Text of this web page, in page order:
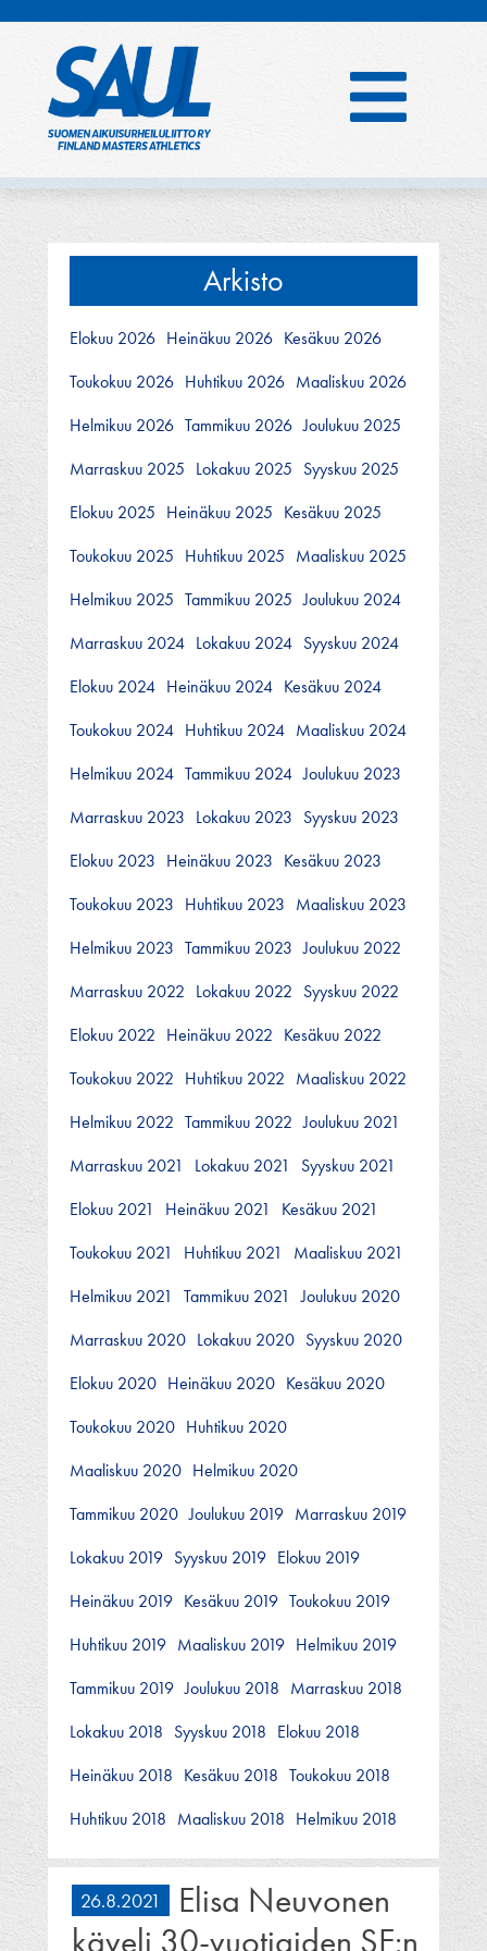
Arkisto
Elokuu 2026 Heinäkuu 2026 Kesäkuu 2026
Toukokuu 2026 Huhtikuu 2026 Maaliskuu 2026
Helmikuu 2026 Tammikuu 2026 Joulukuu 2025
Marraskuu 2025 Lokakuu 2025 Syyskuu 2025
Elokuu 2025 Heinäkuu 2025 Kesäkuu 2025
Toukokuu 2025 Huhtikuu 2025 Maaliskuu 2025
Helmikuu 2025 Tammikuu 2025 Joulukuu 2024
Marraskuu 2024 Lokakuu 2024 Syyskuu 2024
Elokuu 2024 Heinäkuu 2024 Kesäkuu 2024
Toukokuu 2024 Huhtikuu 2024 Maaliskuu 2024
Helmikuu 2024 Tammikuu 2024 Joulukuu 2023
Marraskuu 2023 Lokakuu 2023 Syyskuu 2023
Elokuu 2023 Heinäkuu 2023 Kesäkuu 2023
Toukokuu 2023 Huhtikuu 2023 Maaliskuu 2023
Helmikuu 2023 Tammikuu 2023 Joulukuu 2022
Marraskuu 2022 Lokakuu 2022 Syyskuu 2022
Elokuu 2022 Heinäkuu 2022 Kesäkuu 2022
Toukokuu 2022 Huhtikuu 2022 Maaliskuu 2022
Helmikuu 2022 Tammikuu 2022 Joulukuu 2021
Marraskuu 2021
Lokakuu 2021
Syyskuu 2021
Elokuu 2021
Heinäkuu 2021
Kesäkuu 2021
Toukokuu 2021
Huhtikuu 2021
Maaliskuu 2021
Helmikuu 2021
Tammikuu 2021
Joulukuu 2020
Marraskuu 2020 Lokakuu 2020 Syyskuu 2020
Elokuu 2020 Heinäkuu 2020 Kesäkuu 2020
Toukokuu 2020 Huhtikuu 2020
Maaliskuu 2020 Helmikuu 2020
Tammikuu 2020 Joulukuu 2019 Marraskuu 2019
Lokakuu 2019 Syyskuu 2019 Elokuu 2019
Heinäkuu 2019 Kesäkuu 2019 Toukokuu 2019
Huhtikuu 2019 Maaliskuu 2019 Helmikuu 2019
Tammikuu 2019 Joulukuu 2018 Marraskuu 2018
Lokakuu 2018 Syyskuu 2018 Elokuu 2018
Heinäkuu 2018 Kesäkuu 2018 Toukokuu 2018
Huhtikuu 2018 Maaliskuu 2018 Helmikuu 2018
26.8.2021
Elisa Neuvonen
käveli 30-vuotiaiden SE:n